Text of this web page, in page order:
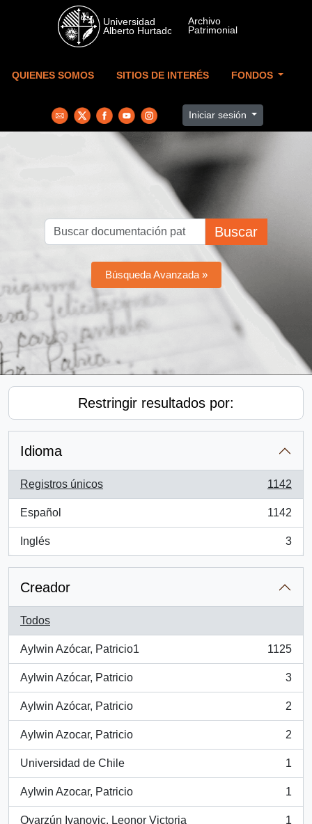
Skip to main content
QUIENES SOMOS SITIOS DE INTERÉS FONDOS
Iniciar sesión
Buscar
Búsqueda Avanzada »
Restringir resultados por:
Idioma
Registros únicos
, 1142 resultados
1142
Español
, 1142 resultados
1142
Inglés
, 3 resultados
3
Creador
Todos
Aylwin Azócar, Patricio1
, 1125 resultados
1125
Aylwin Azócar, Patricio
, 3 resultados
3
Aylwin Azócar, Patricio
, 2 resultados
2
Aylwin Azocar, Patricio
, 2 resultados
2
Universidad de Chile
, 1 resultados
1
Aylwin Azocar, Patricio
, 1 resultados
1
Oyarzún Ivanovic, Leonor Victoria 1